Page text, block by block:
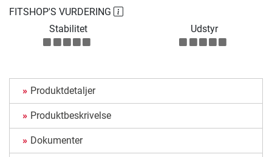
FITSHOP'S VURDERING
Stabilitet
Udstyr
Produktdetaljer
Produktbeskrivelse
Dokumenter